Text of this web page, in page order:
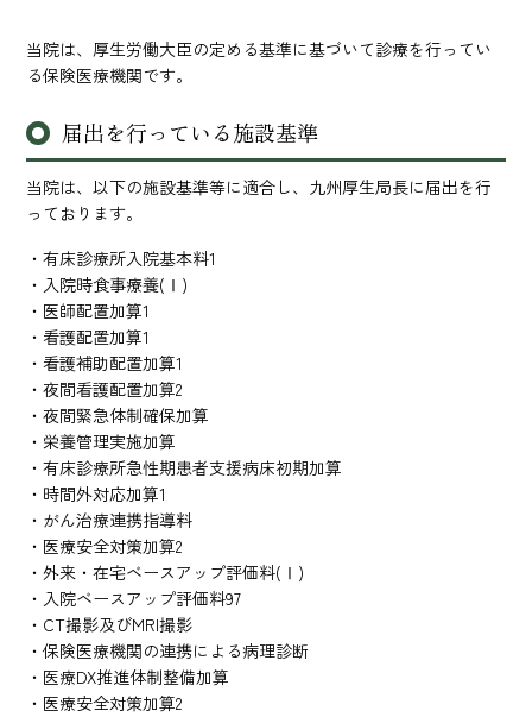
当院は、厚生労働大臣の定める基準に基づいて診療を行ってい
る保険医療機関です。
届出を行っている施設基準
当院は、以下の施設基準等に適合し、九州厚生局長に届出を行
っております。
・有床診療所入院基本料1
・入院時食事療養(Ⅰ)
・医師配置加算1
・看護配置加算1
・看護補助配置加算1
・夜間看護配置加算2
・夜間緊急体制確保加算
・栄養管理実施加算
・有床診療所急性期患者支援病床初期加算
・時間外対応加算1
・がん治療連携指導料
・医療安全対策加算2
・外来・在宅ベースアップ評価料(Ⅰ)
・入院ベースアップ評価料97
・CT撮影及びMRI撮影
・保険医療機関の連携による病理診断
・医療DX推進体制整備加算
・医療安全対策加算2